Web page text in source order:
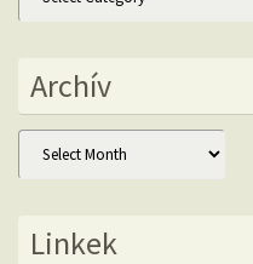
Archív
Archív
Linkek